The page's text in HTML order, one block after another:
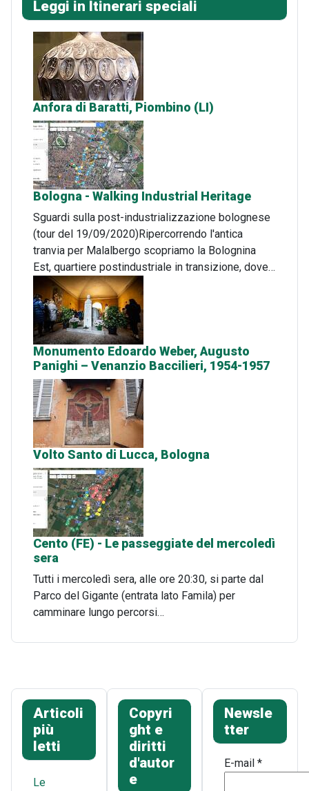
Leggi in Itinerari speciali
Anfora di Baratti, Piombino (LI)
Bologna - Walking Industrial Heritage
Sguardi sulla post-industrializzazione bolognese
(tour del 19/09/2020)Ripercorrendo l'antica
tranvia per Malalbergo scopriamo la Bolognina
Est, quartiere postindustriale in transizione, dove…
Monumento Edoardo Weber, Augusto
Panighi – Venanzio Baccilieri, 1954-1957
Volto Santo di Lucca, Bologna
Cento (FE) - Le passeggiate del mercoledì
sera
Tutti i mercoledì sera, alle ore 20:30, si parte dal
Parco del Gigante (entrata lato Famila) per
camminare lungo percorsi…
Articoli
più
letti
Le
Copyri
ght e
diritti
d'autor
e
Newsle
tter
E-mail*